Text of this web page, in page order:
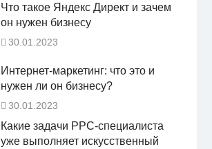
Что такое Яндекс Директ и зачем
он нужен бизнесу
30.01.2023
Интернет-маркетинг: что это и
нужен ли он бизнесу?
30.01.2023
Какие задачи PPC-специалиста
уже выполняет искусственный